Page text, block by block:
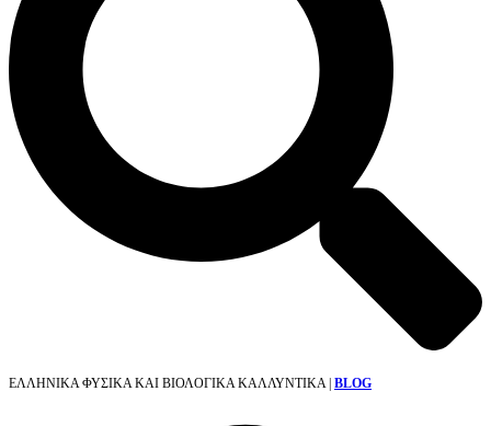
ΕΛΛΗΝΙΚΑ ΦΥΣΙΚΑ ΚΑΙ ΒΙΟΛΟΓΙΚΑ ΚΑΛΛΥΝΤΙΚΑ | BLOG